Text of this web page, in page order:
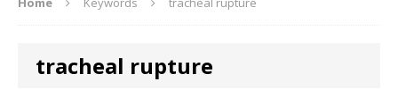
tracheal rupture